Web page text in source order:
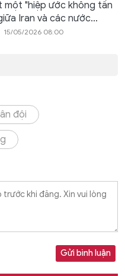
một "hiệp ước không tấn
Iran và các nước...
15/05/2026 08:00
đội
Gửi bình luận